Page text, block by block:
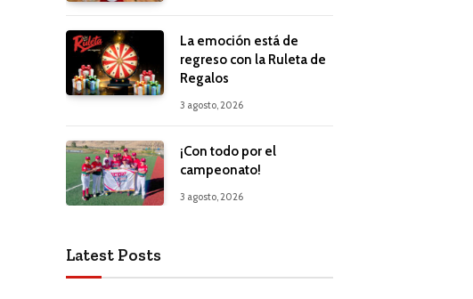
La emoción está de
regreso con la Ruleta de
Regalos
3 agosto, 2026
¡Con todo por el
campeonato!
3 agosto, 2026
Latest Posts